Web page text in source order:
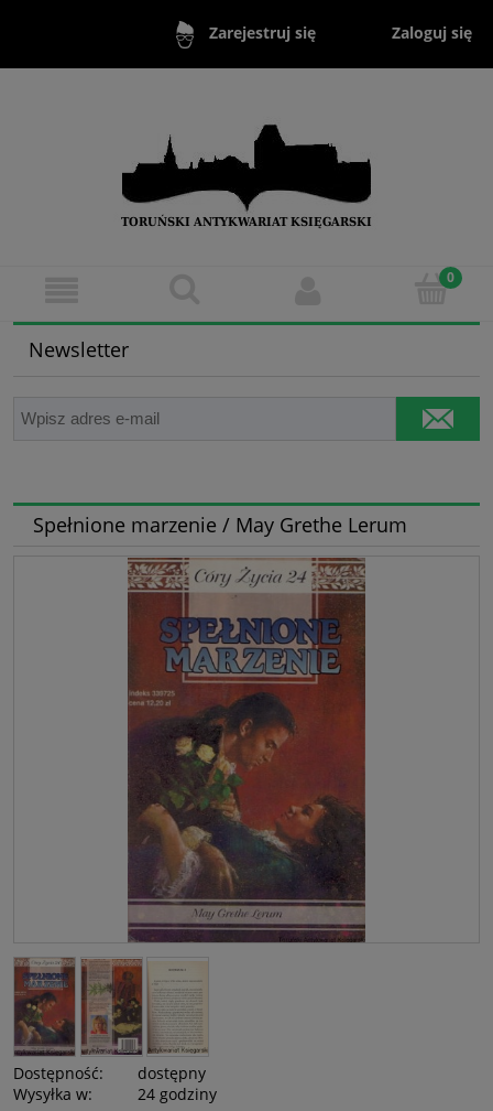
Zarejestruj się Zaloguj się
Newsletter
Spełnione marzenie / May Grethe Lerum
Dostępność:
dostępny
Wysyłka w:
24 godziny